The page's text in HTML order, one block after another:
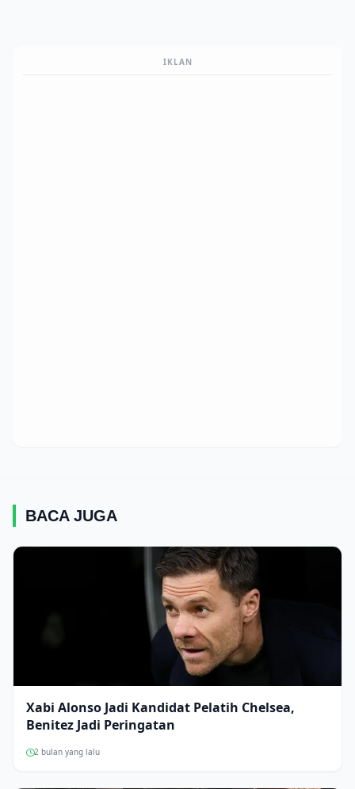
IKLAN
BACA JUGA
Xabi Alonso Jadi Kandidat Pelatih Chelsea,
Benitez Jadi Peringatan
2 bulan yang lalu